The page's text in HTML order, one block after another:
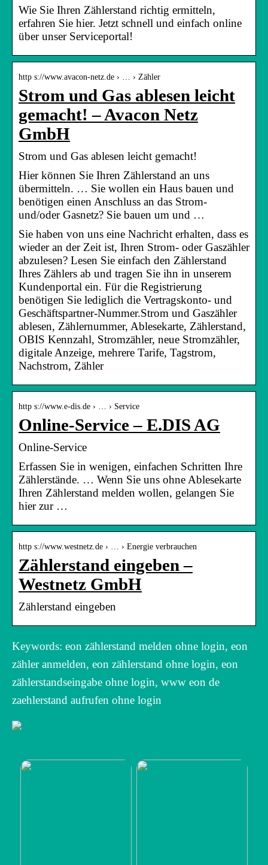
Wie Sie Ihren Zählerstand richtig ermitteln,
erfahren Sie hier. Jetzt schnell und einfach online
über unser Serviceportal!
http s://www.avacon-netz.de › … › Zähler
Strom und Gas ablesen leicht
gemacht! – Avacon Netz
GmbH
Strom und Gas ablesen leicht gemacht!
Hier können Sie Ihren Zählerstand an uns
übermitteln. … Sie wollen ein Haus bauen und
benötigen einen Anschluss an das Strom-
und/oder Gasnetz? Sie bauen um und …
Sie haben von uns eine Nachricht erhalten, dass es
wieder an der Zeit ist, Ihren Strom- oder Gaszähler
abzulesen? Lesen Sie einfach den Zählerstand
Ihres Zählers ab und tragen Sie ihn in unserem
Kundenportal ein. Für die Registrierung
benötigen Sie lediglich die Vertragskonto- und
Geschäftspartner-Nummer.Strom und Gaszähler
ablesen, Zählernummer, Ablesekarte, Zählerstand,
OBIS Kennzahl, Stromzähler, neue Stromzähler,
digitale Anzeige, mehrere Tarife, Tagstrom,
Nachstrom, Zähler
http s://www.e-dis.de › … › Service
Online-Service – E.DIS AG
Online-Service
Erfassen Sie in wenigen, einfachen Schritten Ihre
Zählerstände. … Wenn Sie uns ohne Ablesekarte
Ihren Zählerstand melden wollen, gelangen Sie
hier zur …
http s://www.westnetz.de › … › Energie verbrauchen
Zählerstand eingeben –
Westnetz GmbH
Zählerstand eingeben
Keywords: eon zählerstand melden ohne login, eon
zähler anmelden, eon zählerstand ohne login, eon
zählerstandseingabe ohne login, www eon de
zaehlerstand aufrufen ohne login